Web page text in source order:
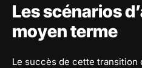
Les scénarios
moyen terme
Le succès de cette transition